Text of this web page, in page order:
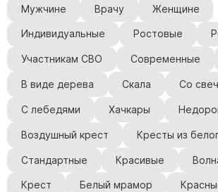
Мужчине Врачу Женщине
Индивидуальные Ростовые
Участникам СВО Современные
В виде дерева Скала Со
С лебедями Хачкары
Воздушный крест Кресты из
Стандартные Красивые
Крест Белый мрамор